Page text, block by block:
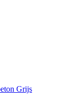
Grijs